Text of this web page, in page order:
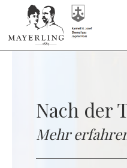
Nach der
Mehr